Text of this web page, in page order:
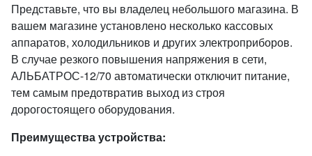
Представьте, что вы владелец небольшого магазина. В
вашем магазине установлено несколько кассовых
аппаратов, холодильников и других электроприборов.
В случае резкого повышения напряжения в сети,
АЛЬБАТРОС-12/70 автоматически отключит питание,
тем самым предотвратив выход из строя
дорогостоящего оборудования.
Преимущества устройства: